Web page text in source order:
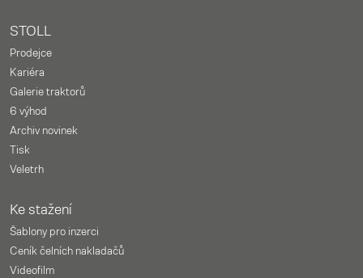
STOLL
Prodejce
Kariéra
Galerie traktorů
6 výhod
Archiv novinek
Tisk
Veletrh
Ke stažení
Šablony pro inzerci
Ceník čelních nakladačů
Videofilm